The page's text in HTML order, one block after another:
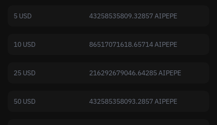
5 USD 43258535809.32857 AIPEPE
10 USD 86517071618.65714 AIPEPE
25 USD 216292679046.64285 AIPEPE
50 USD 432585358093.2857 AIPEPE